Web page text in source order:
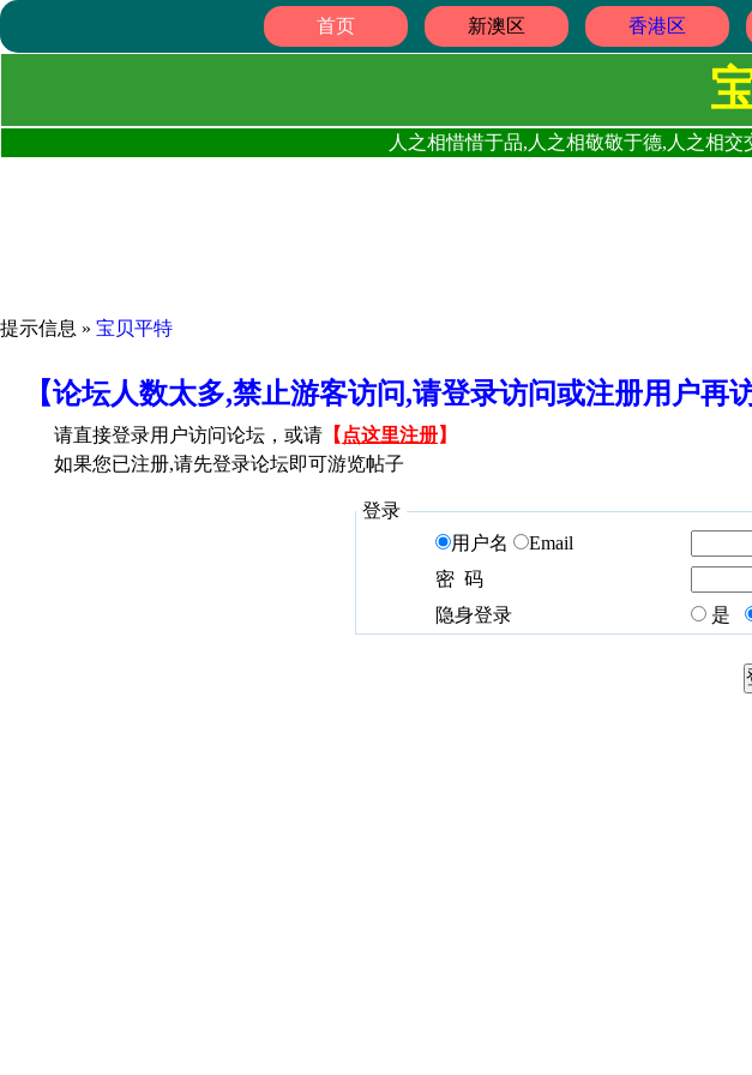
首页 新澳区 香港区
人之相惜惜于品,人之相敬敬于德,人之相
提示信息 » 宝贝平特
【论坛人数太多,禁止游客访问,请登录访问或注册用户再
请直接登录用户访问论坛，或请 【 点这里注册】
如果您已注册,请先登录论坛即可游览帖子
登录
用户名
Email
密 码
隐身登录
是